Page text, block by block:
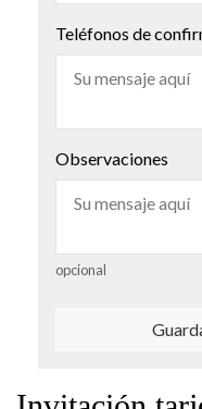
Teléfonos de
Observaciones
opcional